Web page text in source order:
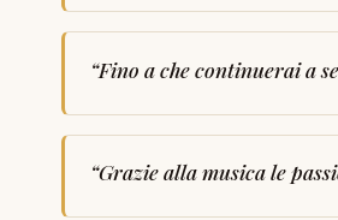
“Fino a che continuerai a
“Grazie alla musica le